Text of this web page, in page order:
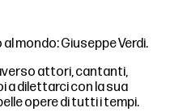
mondo: Giuseppe Verdi.
attori, cantanti,
a dilettarci con la sua
opere di tutti i tempi.